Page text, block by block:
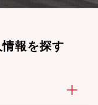
報を探す